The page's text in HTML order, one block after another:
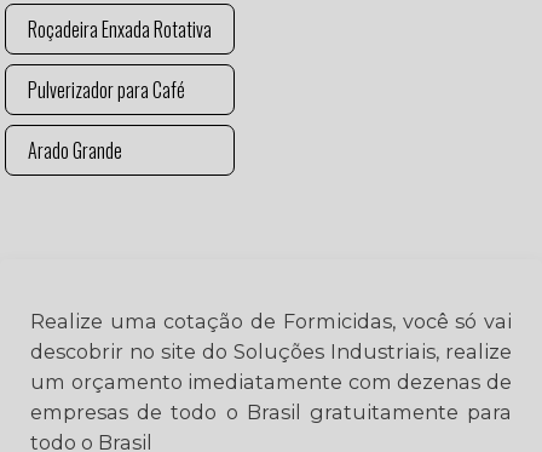
Roçadeira Enxada Rotativa
Pulverizador para Café
Arado Grande
Realize uma cotação de Formicidas, você só vai
descobrir no site do Soluções Industriais, realize
um orçamento imediatamente com dezenas de
empresas de todo o Brasil gratuitamente para
todo o Brasil